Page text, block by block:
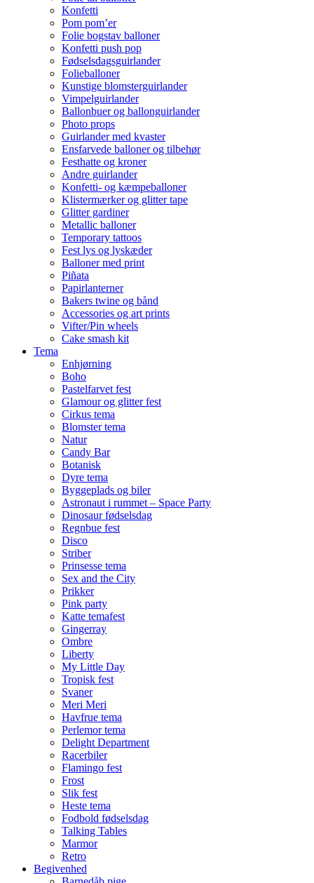
Konfetti
Pom pom’er
Folie bogstav balloner
Konfetti push pop
Fødselsdagsguirlander
Folieballoner
Kunstige blomsterguirlander
Vimpelguirlander
Ballonbuer og ballonguirlander
Photo props
Guirlander med kvaster
Ensfarvede balloner og tilbehør
Festhatte og kroner
Andre guirlander
Konfetti- og kæmpeballoner
Klistermærker og glitter tape
Glitter gardiner
Metallic balloner
Temporary tattoos
Fest lys og lyskæder
Balloner med print
Piñata
Papirlanterner
Bakers twine og bånd
Accessories og art prints
Vifter/Pin wheels
Cake smash kit
Tema
Enhjørning
Boho
Pastelfarvet fest
Glamour og glitter fest
Cirkus tema
Blomster tema
Natur
Candy Bar
Botanisk
Dyre tema
Byggeplads og biler
Astronaut i rummet – Space Party
Dinosaur fødselsdag
Regnbue fest
Disco
Striber
Prinsesse tema
Sex and the City
Prikker
Pink party
Katte temafest
Gingerray
Ombre
Liberty
My Little Day
Tropisk fest
Svaner
Meri Meri
Havfrue tema
Perlemor tema
Delight Department
Racerbiler
Flamingo fest
Frost
Slik fest
Heste tema
Fodbold fødselsdag
Talking Tables
Marmor
Retro
Begivenhed